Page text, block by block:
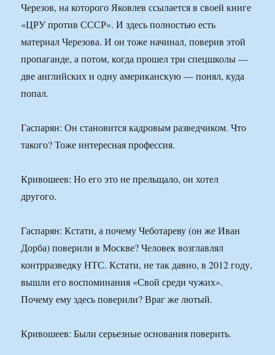
Черезов, на которого Яковлев ссылается в своей книге
«ЦРУ против СССР». И здесь полностью есть
материал Черезова. И он тоже начинал, поверив этой
пропаганде, а потом, когда прошел три спецшколы —
две английских и одну американскую — понял, куда
попал.
Гаспарян: Он становится кадровым разведчиком. Что
такого? Тоже интересная профессия.
Кривошеев: Но его это не прельщало, он хотел
другого.
Гаспарян: Кстати, а почему Чеботареву (он же Иван
Дорба) поверили в Москве? Человек возглавлял
контрразведку НТС. Кстати, не так давно, в 2012 году,
вышли его воспоминания «Свой среди чужих».
Почему ему здесь поверили? Враг же лютый.
Кривошеев: Были серьезные основания поверить.